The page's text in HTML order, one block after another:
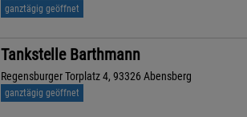
ganztägig geöffnet
Tankstelle Barthmann
Regensburger Torplatz 4, 93326 Abensberg
ganztägig geöffnet